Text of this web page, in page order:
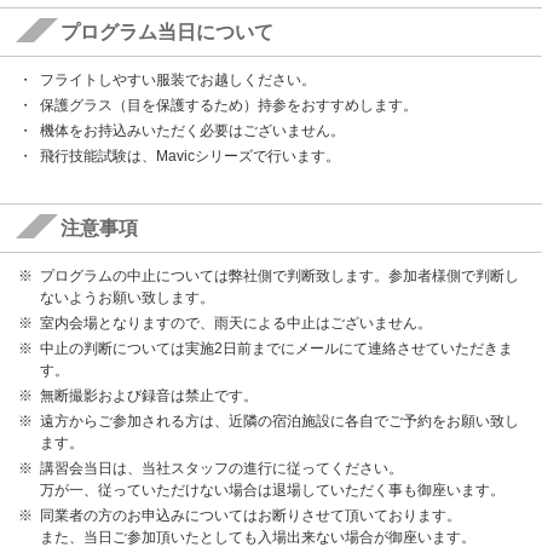
プログラム当日について
フライトしやすい服装でお越しください。
保護グラス（目を保護するため）持参をおすすめします。
機体をお持込みいただく必要はございません。
飛行技能試験は、Mavicシリーズで行います。
注意事項
プログラムの中止については弊社側で判断致します。参加者様側で判断し
ないようお願い致します。
室内会場となりますので、雨天による中止はございません。
中止の判断については実施2日前までにメールにて連絡させていただきま
す。
無断撮影および録音は禁止です。
遠方からご参加される方は、近隣の宿泊施設に各自でご予約をお願い致し
ます。
講習会当日は、当社スタッフの進行に従ってください。
万が一、従っていただけない場合は退場していただく事も御座います。
同業者の方のお申込みについてはお断りさせて頂いております。
また、当日ご参加頂いたとしても入場出来ない場合が御座います。